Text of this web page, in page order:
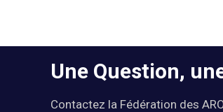
Une Question,
Contactez la Fédération des